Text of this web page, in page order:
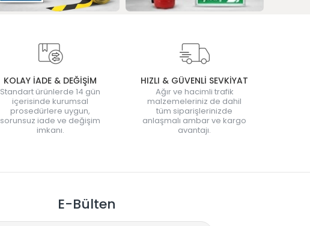
KOLAY İADE & DEĞİŞİM
Standart ürünlerde 14 gün
içerisinde kurumsal
prosedürlere uygun,
sorunsuz iade ve değişim
imkanı.
HIZLI & GÜVENLİ SEVKİYAT
Ağır ve hacimli trafik
malzemeleriniz de dahil
tüm siparişlerinizde
anlaşmalı ambar ve kargo
avantajı.
E-Bülten